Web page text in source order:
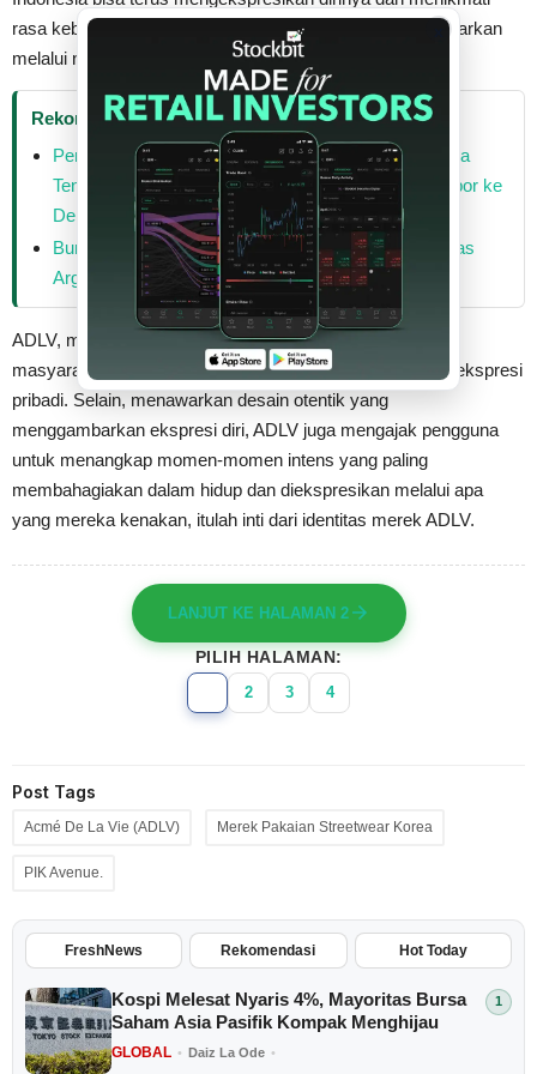
rasa kebahagiaan serta percaya diri yang ADLV ingin sebarkan
melalui nilai- nilai brand ADLV.”
Rekomendasi
Perkuat Daya Saing UMKM, Bank BRI Sukses Bawa
Tenun Troso KAINRATU Tembus Pasar Global Ekspor ke
Delap
Buntut Bentrokan Usai Final Piala Dunia 2026, Timnas
Argentina Terancam Sanksi FIFA
ADLV, merek streetwear yang menginspirasi gaya hidup
masyarakat dengan menggabungkan 100% kualitas dan ekspresi
pribadi. Selain, menawarkan desain otentik yang
menggambarkan ekspresi diri, ADLV juga mengajak pengguna
untuk menangkap momen-momen intens yang paling
membahagiakan dalam hidup dan diekspresikan melalui apa
yang mereka kenakan, itulah inti dari identitas merek ADLV.
LANJUT KE HALAMAN 2
PILIH HALAMAN:
2 3 4
Post Tags
Acmé De La Vie (ADLV) Merek Pakaian Streetwear Korea
PIK Avenue.
FreshNews Rekomendasi Hot Today
Kospi Melesat Nyaris 4%, Mayoritas Bursa
Saham Asia Pasifik Kompak Menghijau
GLOBAL • Daiz La Ode •